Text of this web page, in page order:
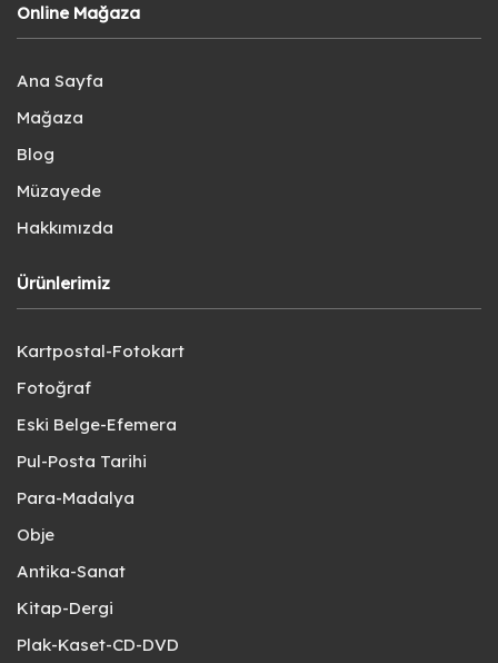
Online Mağaza
Ana Sayfa
Mağaza
Blog
Müzayede
Hakkımızda
Ürünlerimiz
Kartpostal-Fotokart
Fotoğraf
Eski Belge-Efemera
Pul-Posta Tarihi
Para-Madalya
Obje
Antika-Sanat
Kitap-Dergi
Plak-Kaset-CD-DVD